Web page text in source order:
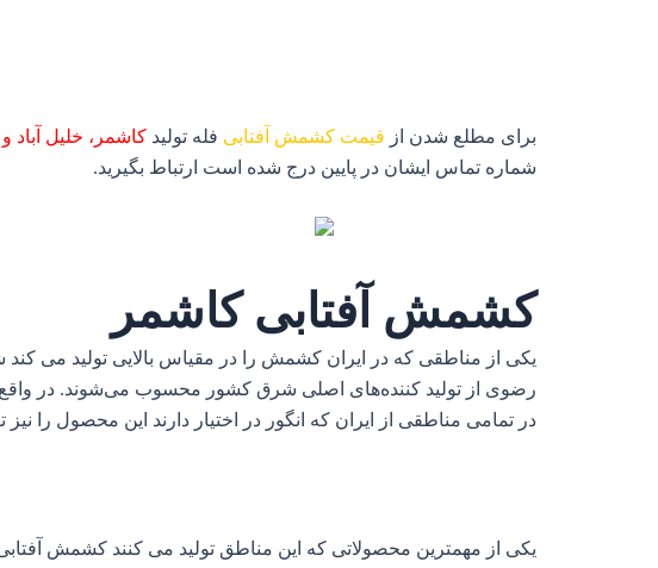
برای مطلع شدن از قیمت کشمش آفتابی فله تولید کاشمر، خلیل آباد
شماره تماس ایشان در پایین درج شده است ارتباط بگیرید.
کشمش آفتابی کاشمر
یکی از مناطقی که در ایران کشمش را در مقیاس بالایی تولید می
رضوی از تولید کننده‌های اصلی شرق کشور محسوب می‌شوند. در واقع
در تمامی مناطقی از ایران که انگور در اختیار دارند این محصول را نیز
یکی از مهمترین محصولاتی که این مناطق تولید می کنند کشمش